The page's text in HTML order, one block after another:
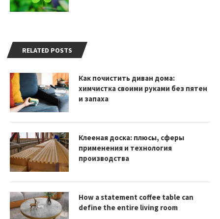
RELATED POSTS
Как почистить диван дома:
химчистка своими руками без пятен
и запаха
Клееная доска: плюсы, сферы
применения и технология
производства
How a statement coffee table can
define the entire living room